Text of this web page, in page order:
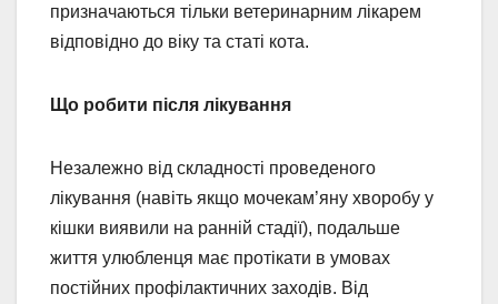
призначаються тільки ветеринарним лікарем
відповідно до віку та статі кота.
Що робити після лікування
Незалежно від складності проведеного
лікування (навіть якщо мочекам’яну хворобу у
кішки виявили на ранній стадії), подальше
життя улюбленця має протікати в умовах
постійних профілактичних заходів. Від